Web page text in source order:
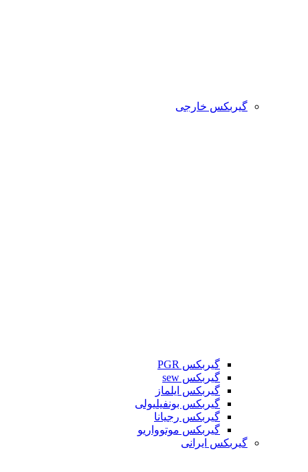
گیربکس خارجی
گیربکس PGR
گیربکس sew
گیربکس ایلماز
گیربکس بونفیلیولی
گیربکس رجیانا
گیربکس موتوواریو
گیربکس ایرانی